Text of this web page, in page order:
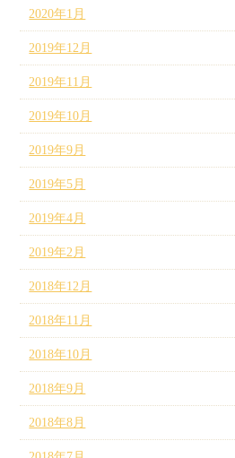
2020年1月
2019年12月
2019年11月
2019年10月
2019年9月
2019年5月
2019年4月
2019年2月
2018年12月
2018年11月
2018年10月
2018年9月
2018年8月